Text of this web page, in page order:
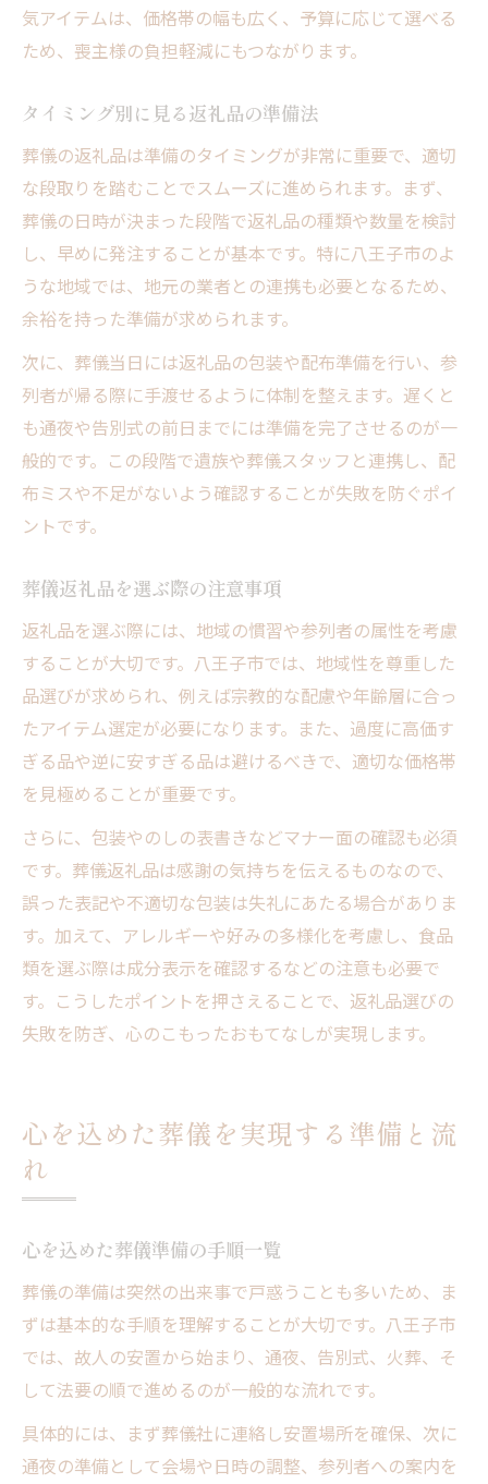
気アイテムは、価格帯の幅も広く、予算に応じて選べる
ため、喪主様の負担軽減にもつながります。
タイミング別に見る返礼品の準備法
葬儀の返礼品は準備のタイミングが非常に重要で、適切
な段取りを踏むことでスムーズに進められます。まず、
葬儀の日時が決まった段階で返礼品の種類や数量を検討
し、早めに発注することが基本です。特に八王子市のよ
うな地域では、地元の業者との連携も必要となるため、
余裕を持った準備が求められます。
次に、葬儀当日には返礼品の包装や配布準備を行い、参
列者が帰る際に手渡せるように体制を整えます。遅くと
も通夜や告別式の前日までには準備を完了させるのが一
般的です。この段階で遺族や葬儀スタッフと連携し、配
布ミスや不足がないよう確認することが失敗を防ぐポイ
ントです。
葬儀返礼品を選ぶ際の注意事項
返礼品を選ぶ際には、地域の慣習や参列者の属性を考慮
することが大切です。八王子市では、地域性を尊重した
品選びが求められ、例えば宗教的な配慮や年齢層に合っ
たアイテム選定が必要になります。また、過度に高価す
ぎる品や逆に安すぎる品は避けるべきで、適切な価格帯
を見極めることが重要です。
さらに、包装やのしの表書きなどマナー面の確認も必須
です。葬儀返礼品は感謝の気持ちを伝えるものなので、
誤った表記や不適切な包装は失礼にあたる場合がありま
す。加えて、アレルギーや好みの多様化を考慮し、食品
類を選ぶ際は成分表示を確認するなどの注意も必要で
す。こうしたポイントを押さえることで、返礼品選びの
失敗を防ぎ、心のこもったおもてなしが実現します。
心を込めた葬儀を実現する準備と流
れ
心を込めた葬儀準備の手順一覧
葬儀の準備は突然の出来事で戸惑うことも多いため、ま
ずは基本的な手順を理解することが大切です。八王子市
では、故人の安置から始まり、通夜、告別式、火葬、そ
して法要の順で進めるのが一般的な流れです。
具体的には、まず葬儀社に連絡し安置場所を確保、次に
通夜の準備として会場や日時の調整、参列者への案内を